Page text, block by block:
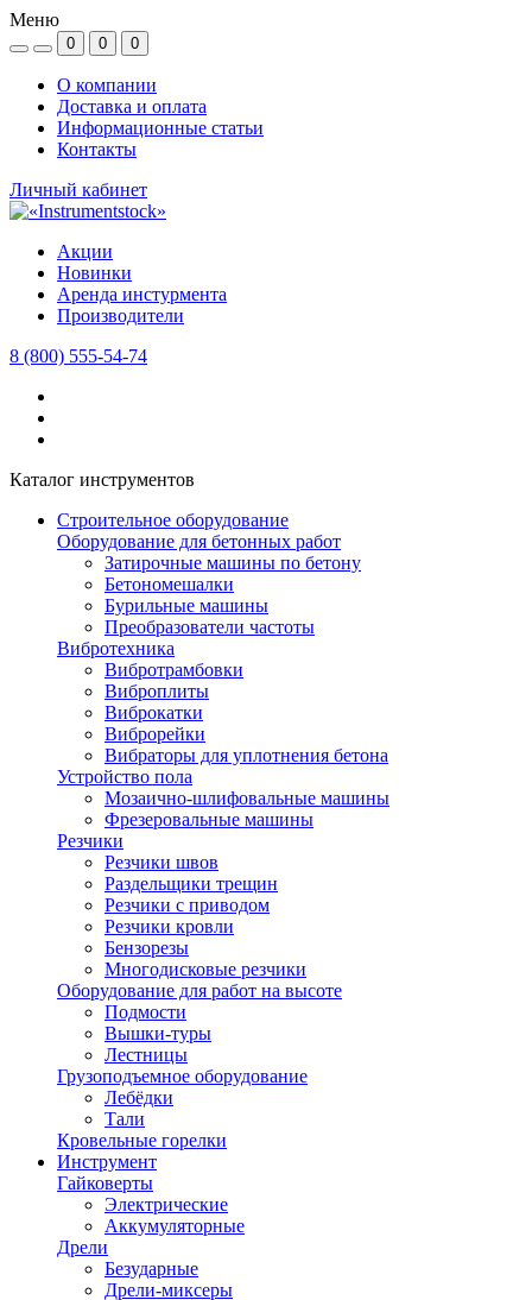
Меню
0 0 0
О компании
Доставка и оплата
Информационные статьи
Контакты
Личный кабинет
Акции
Новинки
Аренда инстурмента
Производители
8 (800) 555-54-74
Каталог инструментов
Строительное оборудование
Оборудование для бетонных работ
Затирочные машины по бетону
Бетономешалки
Бурильные машины
Преобразователи частоты
Вибротехника
Вибротрамбовки
Виброплиты
Виброкатки
Виброрейки
Вибраторы для уплотнения бетона
Устройство пола
Мозаично-шлифовальные машины
Фрезеровальные машины
Резчики
Резчики швов
Раздельщики трещин
Резчики с приводом
Резчики кровли
Бензорезы
Многодисковые резчики
Оборудование для работ на высоте
Подмости
Вышки-туры
Лестницы
Грузоподъемное оборудование
Лебёдки
Тали
Кровельные горелки
Инструмент
Гайковерты
Электрические
Аккумуляторные
Дрели
Безударные
Дрели-миксеры